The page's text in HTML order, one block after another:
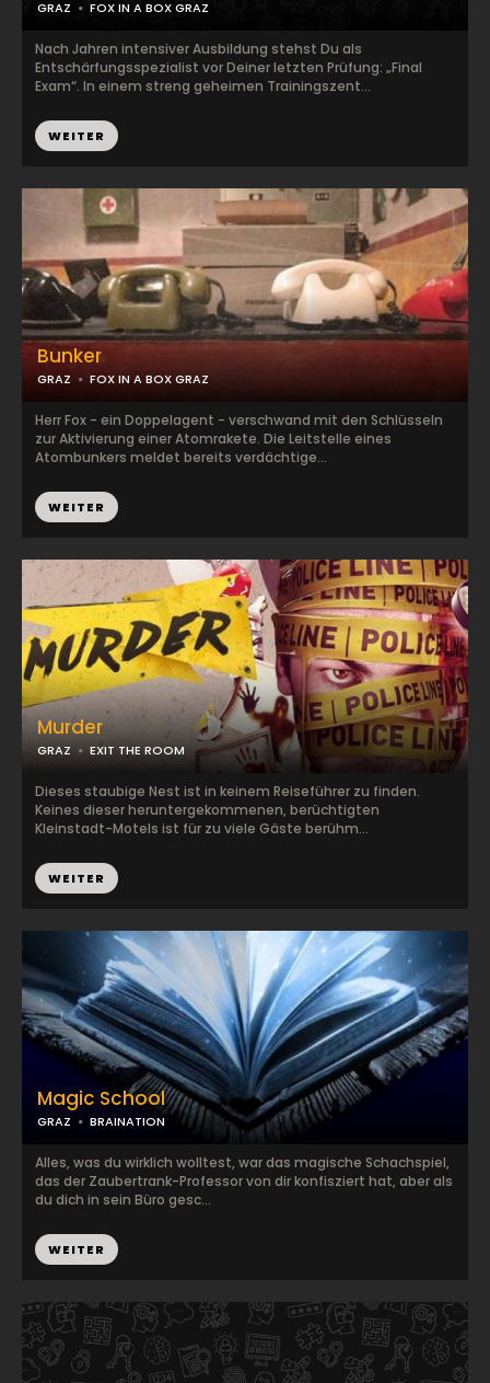
GRAZ FOX IN A BOX GRAZ
Nach Jahren intensiver Ausbildung stehst Du als
Entschärfungsspezialist vor Deiner letzten Prüfung: „Final
Exam“. In einem streng geheimen Trainingszent...
WEITER
Murder
GRAZ EXIT THE ROOM
Dieses staubige Nest ist in keinem Reiseführer zu finden.
Keines dieser heruntergekommenen, berüchtigten
Kleinstadt-Motels ist für zu viele Gäste berühm...
WEITER
Bunker
GRAZ FOX IN A BOX GRAZ
Herr Fox - ein Doppelagent - verschwand mit den Schlüsseln
zur Aktivierung einer Atomrakete. Die Leitstelle eines
Atombunkers meldet bereits verdächtige...
WEITER
Magic School
GRAZ BRAINATION
Alles, was du wirklich wolltest, war das magische Schachspiel,
das der Zaubertrank-Professor von dir konfisziert hat, aber als
du dich in sein Büro gesc...
WEITER